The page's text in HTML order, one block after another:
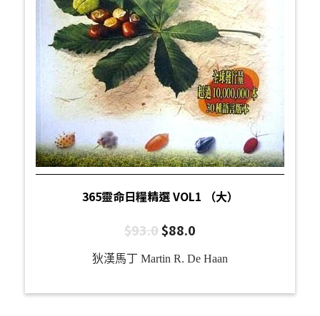
365靈命日糧精選 VOL1 （大）
$93.0$88.0
狄漢馬丁 Martin R. De Haan